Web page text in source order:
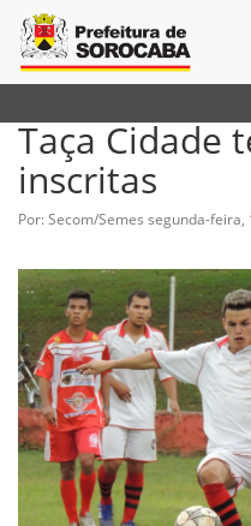
Taça Cidade
inscritas
Por: Secom/Semes segunda-feira,